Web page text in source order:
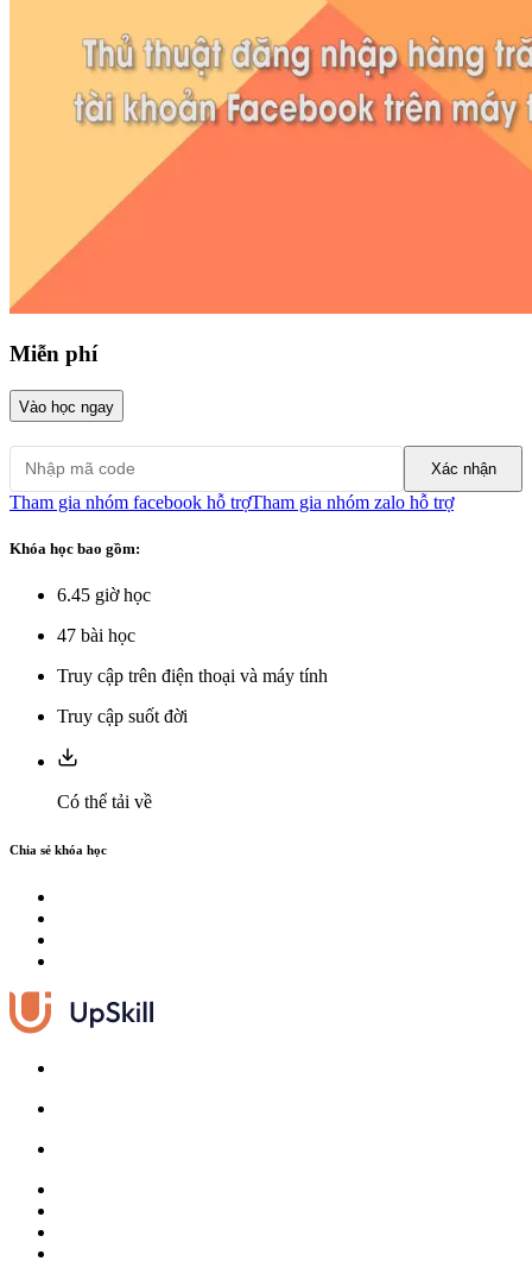
Miễn phí
Vào học ngay
Xác nhận
Tham gia nhóm facebook hỗ trợTham gia nhóm zalo hỗ trợ
Khóa học bao gồm:
6.45 giờ học
47 bài học
Truy cập trên điện thoại và máy tính
Truy cập suốt đời
Có thể tải về
Chia sẻ khóa học